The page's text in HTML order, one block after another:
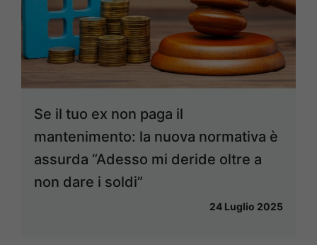
Se il tuo ex non paga il
mantenimento: la nuova normativa è
assurda “Adesso mi deride oltre a
non dare i soldi”
24 Luglio 2025